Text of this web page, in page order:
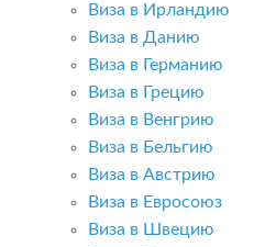
Виза в Ирландию
Виза в Данию
Виза в Германию
Виза в Грецию
Виза в Венгрию
Виза в Бельгию
Виза в Австрию
Виза в Евросоюз
Виза в Швецию